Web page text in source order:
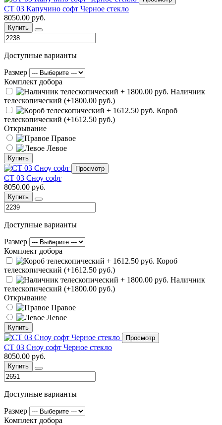
СТ 03 Капучино софт Черное стекло
8050.00 руб.
Купить
Доступные варианты
Размер
Комплект добора
Наличник
телескопический (+1800.00 руб.)
Короб
телескопический (+1612.50 руб.)
Открывание
Правое
Левое
Купить
Просмотр
СТ 03 Сноу софт
8050.00 руб.
Купить
Доступные варианты
Размер
Комплект добора
Короб
телескопический (+1612.50 руб.)
Наличник
телескопический (+1800.00 руб.)
Открывание
Правое
Левое
Купить
Просмотр
СТ 03 Сноу софт Черное стекло
8050.00 руб.
Купить
Доступные варианты
Размер
Комплект добора